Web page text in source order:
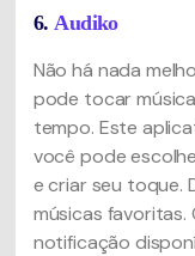
6. Audiko
Não há nada
pode tocar
tempo. Este
você pode
e criar seu toque.
músicas favoritas.
notificação